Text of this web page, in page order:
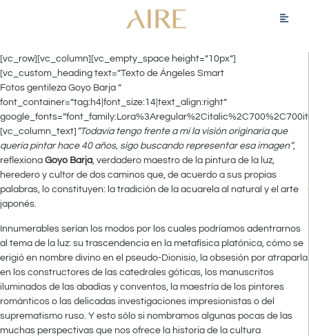
[vc_row][vc_column][vc_empty_space height=”10px”]
[vc_custom_heading text=”Texto de Ángeles Smart
Fotos gentileza Goyo Barja ”
font_container=”tag:h4|font_size:14|text_align:right”
[vc_column_text] “Todavía tengo frente a mí la visión originaria que
quería pintar hace 40 años, sigo buscando representar esa imagen”,
reflexiona Goyo Barja, verdadero maestro de la pintura de la luz,
heredero y cultor de dos caminos que, de acuerdo a sus propias
palabras, lo constituyen: la tradición de la acuarela al natural y el arte
japonés.
Innumerables serían los modos por los cuales podríamos adentrarnos
al tema de la luz: su trascendencia en la metafísica platónica, cómo se
erigió en nombre divino en el pseudo-Dionisio, la obsesión por atraparla
en los constructores de las catedrales góticas, los manuscritos
iluminados de las abadías y conventos, la maestría de los pintores
románticos o las delicadas investigaciones impresionistas o del
suprematismo ruso. Y esto sólo si nombramos algunas pocas de las
muchas perspectivas que nos ofrece la historia de la cultura